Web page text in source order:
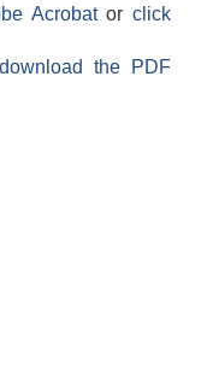
Acrobatorclick
the PDF